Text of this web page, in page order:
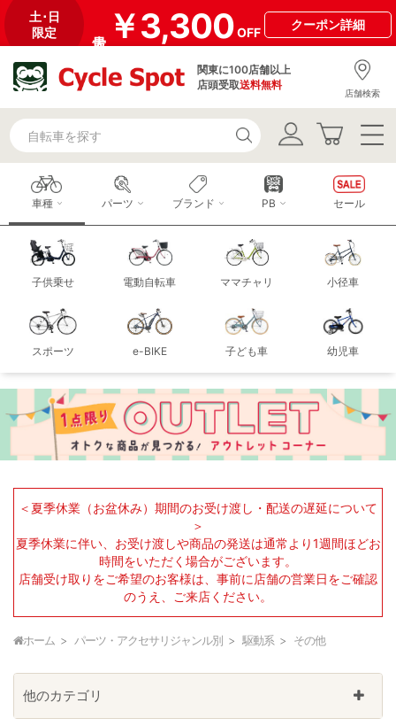
土･日
限定
￥3,300OFF
クーポン詳細
関東に100店舗以上
店頭受取送料無料
店舗検索
車種
子供乗せ 電動自転車 ママチャリ 小径車
スポーツ e-BIKE 子ども車 幼児車
パーツ ブランド PB セール
＜夏季休業（お盆休み）期間のお受け渡し・配送の遅延について
＞
夏季休業に伴い、お受け渡しや商品の発送は通常より1週間ほどお
時間をいただく場合がございます。
店舗受け取りをご希望のお客様は、事前に店舗の営業日をご確認
のうえ、ご来店ください。
ホーム パーツ・アクセサリジャンル別 駆動系 その他
他のカテゴリ